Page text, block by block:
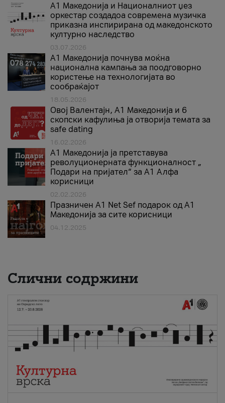
А1 Македонија и Националниот џез
оркестар создадоа современа музичка
приказна инспирирана од македонското
културно наследство
03.07.2026
A1 Македонија почнува моќна
национална кампања за поодговорно
користење на технологијата во
сообраќајот
18.05.2026
Овој Валентајн, A1 Македонија и 6
скопски кафулиња ја отворија темата за
safe dating
16.02.2026
А1 Македонија ја претставува
револуционерната функционалност „
Подари на пријател“ за А1 Алфа
корисници
02.02.2026
Празничен A1 Net Sеf подарок од А1
Македонија за сите корисници
04.12.2025
Слични содржини